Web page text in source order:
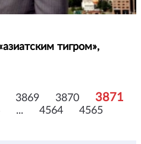
тигром»,
3869 3870 3871
... 4564 4565